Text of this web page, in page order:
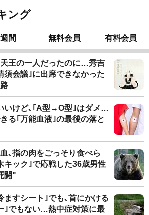
ング
週間 無料会員 有料会員
王の一人だったのに…秀吉
須会議｣に出席できなかった
いけど､｢A型→O型｣はダメ…
る｢万能血液｣の最後の落と
､指の肉をごっそり食べら
ック｣で応戦した36歳男性
闘"
ますシート｣でも､首にかける
｣でもない…熱中症対策に最